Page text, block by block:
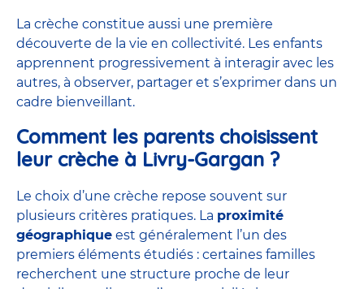
La crèche constitue aussi une première
découverte de la vie en collectivité. Les enfants
apprennent progressivement à interagir avec les
autres, à observer, partager et s’exprimer dans un
cadre bienveillant.
Comment les parents choisissent
leur crèche à Livry-Gargan ?
Le choix d’une crèche repose souvent sur
plusieurs critères pratiques. La proximité
géographique est généralement l’un des
premiers éléments étudiés : certaines familles
recherchent une structure proche de leur